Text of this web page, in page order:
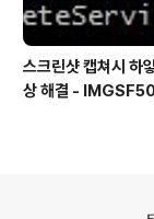
스크린샷 캡쳐시 하
상 해결 -